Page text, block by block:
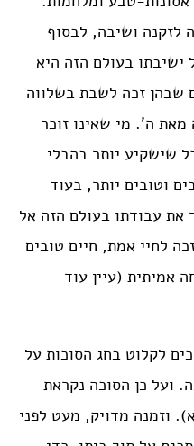
לזקנה ושיבה, לבסוף
ישיבתו בעולם הזה היא
שבהן זכה לשבת בשלווה
מאת ה’. מי שאינו זוכר
שישקיע יותר בהבלי
וטובים יותר, בעוד
עבודתו בעולם הזה אל
לחיי אמת, חיים טובים
(עיין עוד
לקלוט בחג הסוכות על
ועל כן הסוכה נקראת
וזמנה מדויק, מעט לפני